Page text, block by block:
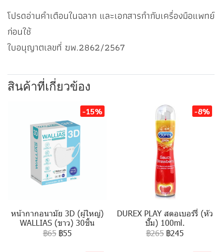
โปรดอ่านคำเตือนในฉลาก และเอกสารกำกับเครื่องมือแพทย์
ก่อนใช้
ใบอนุญาตเลขที่ ฆพ.2862/2567
สินค้าที่เกี่ยวข้อง
-15%
หน้ากากอนามัย 3D (ผู้ใหญ่)
WALLIAS (ขาว) 30ชิ้น
฿65 ฿55
-8%
DUREX PLAY สตอเบอร์รี่ (หัว
ปั๊ม) 100ml.
฿265 ฿245